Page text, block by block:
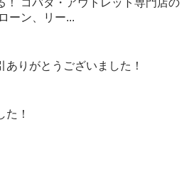
！ コバタ・アウトレット専門店の
ーン、リー...
りがとうございました！
た！